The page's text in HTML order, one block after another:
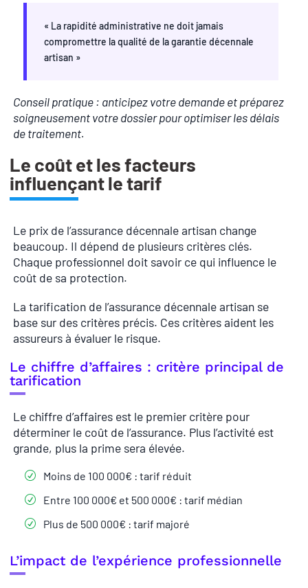
« La rapidité administrative ne doit jamais
compromettre la qualité de la garantie décennale
artisan »
Conseil pratique : anticipez votre demande et préparez
soigneusement votre dossier pour optimiser les délais
de traitement.
Le coût et les facteurs
influençant le tarif
Le prix de l’assurance décennale artisan change
beaucoup. Il dépend de plusieurs critères clés.
Chaque professionnel doit savoir ce qui influence le
coût de sa protection.
La tarification de l’assurance décennale artisan se
base sur des critères précis. Ces critères aident les
assureurs à évaluer le risque.
Le chiffre d’affaires : critère principal de
tarification
Le chiffre d’affaires est le premier critère pour
déterminer le coût de l’assurance. Plus l’activité est
grande, plus la prime sera élevée.
Moins de 100 000€ : tarif réduit
Entre 100 000€ et 500 000€ : tarif médian
Plus de 500 000€ : tarif majoré
L’impact de l’expérience professionnelle